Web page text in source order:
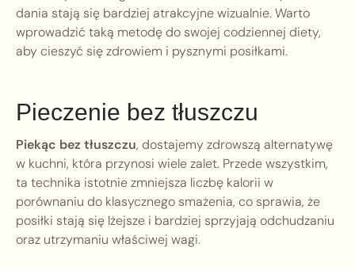
dania stają się bardziej atrakcyjne wizualnie. Warto
wprowadzić taką metodę do swojej codziennej diety,
aby cieszyć się zdrowiem i pysznymi posiłkami.
Pieczenie bez tłuszczu
Piekąc bez tłuszczu, dostajemy zdrowszą alternatywę
w kuchni, która przynosi wiele zalet. Przede wszystkim,
ta technika istotnie zmniejsza liczbę kalorii w
porównaniu do klasycznego smażenia, co sprawia, że
posiłki stają się lżejsze i bardziej sprzyjają odchudzaniu
oraz utrzymaniu właściwej wagi.